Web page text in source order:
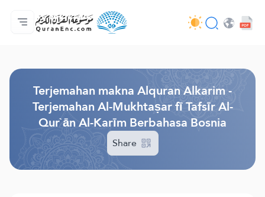
Beranda
Daftar isi terjemahan
Audio
Layanan pengembang - API
Tentang proyek ini
Hubungi kami
Bahasa
Terjemahan makna Alquran Alkarim -
Terjemahan Al-Mukhtaṣar fī Tafsīr Al-
Qur`ān Al-Karīm Berbahasa Bosnia
Share